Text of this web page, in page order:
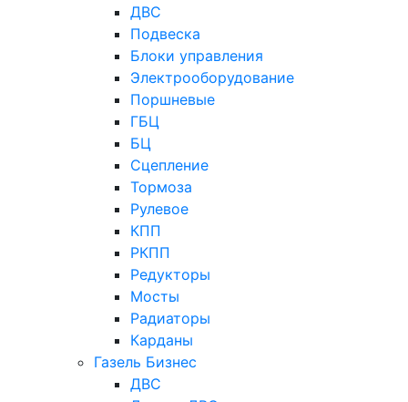
ДВС
Подвеска
Блоки управления
Электрооборудование
Поршневые
ГБЦ
БЦ
Сцепление
Тормоза
Рулевое
КПП
РКПП
Редукторы
Мосты
Радиаторы
Карданы
Газель Бизнес
ДВС